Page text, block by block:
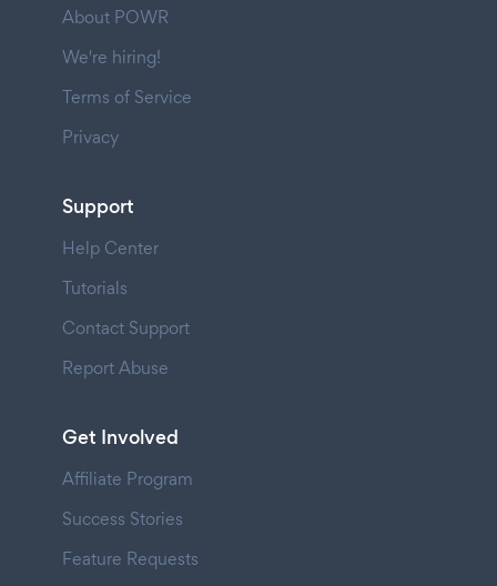
About POWR
We're hiring!
Terms of Service
Privacy
Support
Help Center
Tutorials
Contact Support
Report Abuse
Get Involved
Affiliate Program
Success Stories
Feature Requests